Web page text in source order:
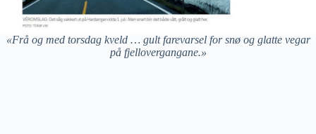
«Frå og med torsdag kveld … gult farevarsel for snø og glatte vegar
på fjellovergangane.»